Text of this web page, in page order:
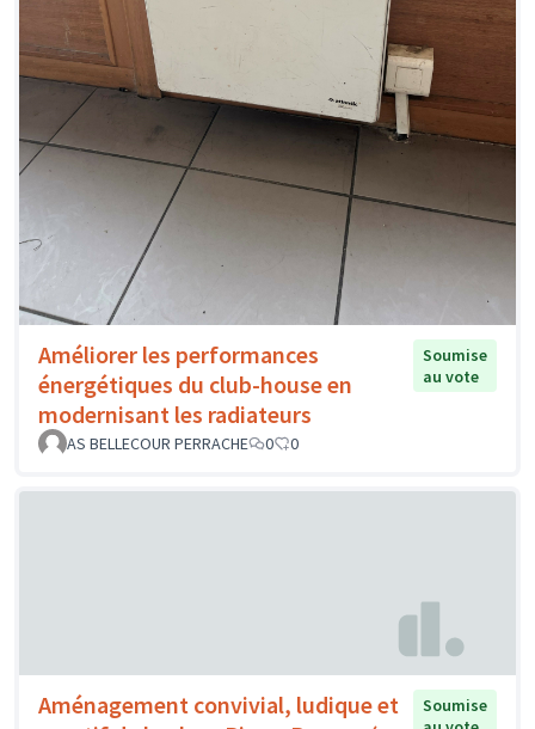
Améliorer les performances
énergétiques du club-house en
modernisant les radiateurs
Soumise
au vote
AS BELLECOUR PERRACHE 0 0
Aménagement convivial, ludique et
Soumise